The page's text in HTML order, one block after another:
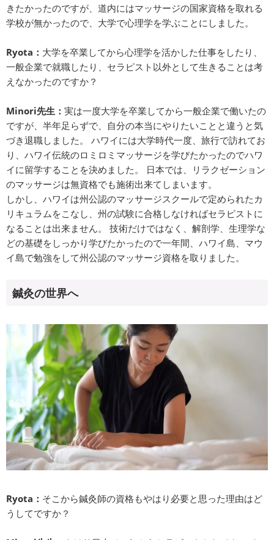
きたかったのですが、道内にはマッサージの国家資格を取れる
学校が無かったので、大学で心理学を学ぶことにしました。
Ryota： 大学を卒業してから心理学を活かした仕事をしたり、
一般企業で就職したり、セラピスト以外として生きることは考
えなかったのですか？
Minori先生： 実は一度大学を卒業してから一般企業で働いたの
ですが、半年足らずで、自分の本当にやりたいことと違うと気
づき退職しました。 ハワイには大学時代一度、旅行で訪れてお
り、ハワイ伝統のロミロミマッサージを学びたかったのでハワ
イに留学することを決めました。 日本では、リラクゼーション
のマッサージは無資格でも施術出来てしまいます。
しかし、ハワイは州公認のマッサージスクールで定められたカ
リキュラムをこなし、州の試験に合格しなければセラピストに
なることは出来ません。 技術だけではなく、解剖学、生理学な
どの基礎をしっかり学びたかったので一年間、ハワイ島、マウ
イ島で勉強をして州公認のマッサージ資格を取りました。
鍼灸の世界へ
Ryota： そこから鍼灸師の資格もやはり必要と思った理由はど
うしてですか？